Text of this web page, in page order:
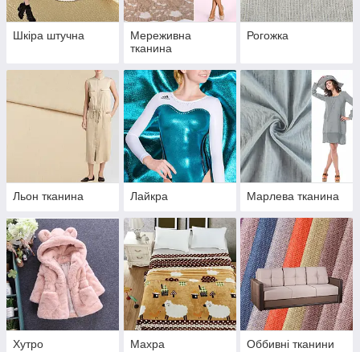
Шкіра штучна
Мереживна
тканина
Рогожка
Льон тканина Лайкра Марлева тканина
Хутро Махра Оббивні тканини